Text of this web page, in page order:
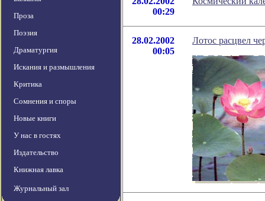
Проза
Поэзия
Драматургия
Искания и размышления
Критика
Сомнения и споры
Новые книги
У нас в гостях
Издательство
Книжная лавка
Журнальный зал
00:29
28.02.2002
00:05
Лотос расцвел